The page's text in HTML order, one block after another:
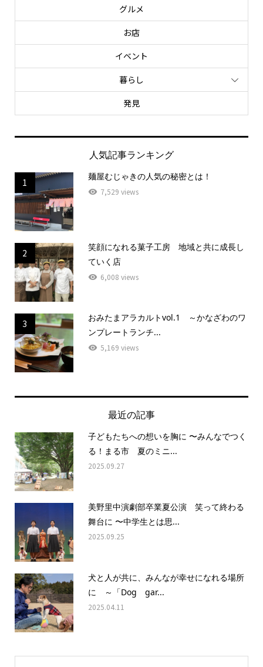
グルメ
お店
イベント
暮らし
発見
人気記事ランキング
1
麺屋むじゃきの人気の秘密とは！
7,529 views
2
笑顔になれる菓子工房 地域と共に成長し
ていく店
6,008 views
3
おみたまアラカルトvol.1 ～かなざわのワ
ンプレートランチ...
5,169 views
最近の記事
子どもたちへの想いを胸に 〜みんなでつく
る！まる市 夏のミニ...
2025.09.27
美野里中演劇部卒業夏公演 笑って終わる
舞台に 〜中学生とは思...
2025.09.25
犬と人が共に、みんなが幸せになれる場所
に ～「Dog gar...
2025.04.11